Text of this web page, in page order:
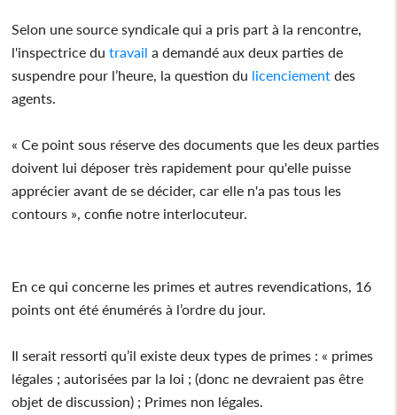
Selon une source syndicale qui a pris part à la rencontre,
l'inspectrice dutravail a demandé aux deux parties de
suspendre pour l’heure, la question du licenciement des
agents.
« Ce point sous réserve des documents que les deux parties
doivent lui déposer très rapidement pour qu'elle puisse
apprécier avant de se décider, car elle n'a pas tous les
contours », confie notre interlocuteur.
En ce qui concerne les primes et autres revendications, 16
points ont été énumérés à l’ordre du jour.
Il serait ressorti qu’il existe deux types de primes : « primes
légales ; autorisées par la loi ; (donc ne devraient pas être
objet de discussion) ; Primes non légales.